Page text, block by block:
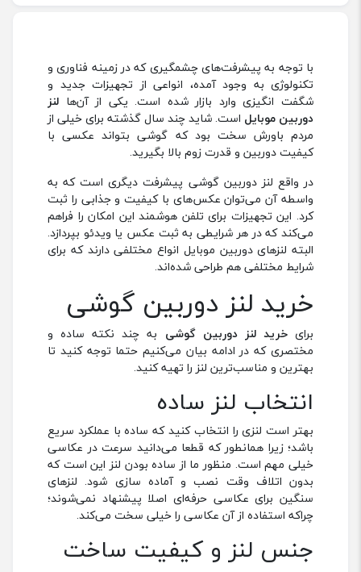
با توجه به پیشرفت‌های چشمگیری که در زمینه فناوری و
تکنولوژی به وجود آمده، انواعی از تجهیزات جدید و
شگفت انگیزی وارد بازار شده است. یکی از آن‌ها لنز
دوربین موبایل است. شاید چند سال گذشته برای خیلی از
مردم باورش سخت بود که گوشی بتواند عکسی با
کیفیت دوربین و قدرت زوم بالا بگیرید.
در واقع لنز دوربین گوشی پیشرفت دیگری است که به
واسطه آن می‌توان عکس‌های با کیفیت و جذابی را ثبت
کرد. این تجهیزات برای تلفن هوشمند این امکان را فراهم
می‌کند که در هر شرایطی به ثبت عکس یا ویدئو بپردازد.
البته لنزهای دوربین موبایل انواع مختلفی دارند که برای
شرایط مختلفی هم طراحی شده‌اند.
خرید لنز دوربین گوشی
برایخرید لنز دوربین گوشی به چند نکته ساده و
مختصری که در ادامه بیان می‌کنیم حتما توجه کنید تا
بهترین و مناسب‌ترین لنز را تهیه کنید.
انتخاب لنز ساده
بهتر است لنزی را انتخاب کنید که ساده با عملکرد سریع
باشد؛ زیرا همانطور که قطعا می‌دانید سرعت در عکاسی
خیلی مهم است. منظور ما از ساده بودن لنز این است که
بدون اتلاف وقت نصب و آماده ‌سازی شود. لنزهای
سنگین برای عکاسی حرفه‌ای اصلا پیشنهاد نمی‌شوند؛
چراکه استفاده از آن‌ عکاسی را خیلی سخت می‌کند.
جنس لنز و کیفیت ساخت